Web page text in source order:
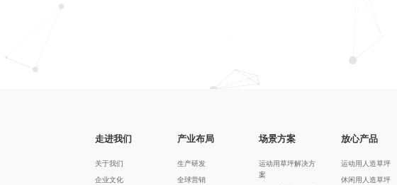
走进我们
关于我们
企业文化
产业布局
生产研发
全球营销
场景方案
运动用草坪解决方
案
放心产品
运动用人造草坪
休闲用人造草坪